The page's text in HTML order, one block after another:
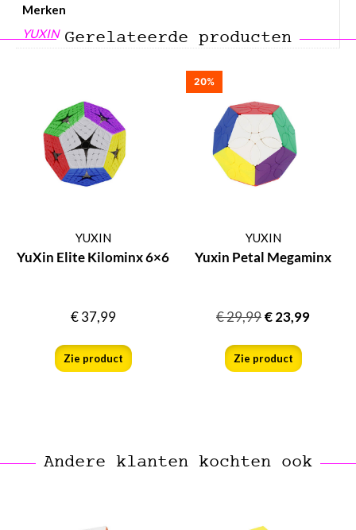
Merken
YUXIN Gerelateerde producten
YUXIN
YuXin Elite Kilominx 6×6
€37,99
Zie product
20%
YUXIN
Yuxin Petal Megaminx
€29,99€23,99
Zie product
Andere klanten kochten ook